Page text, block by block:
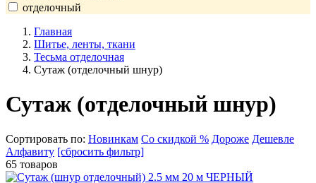
отделочный
Главная
Шитье, ленты, ткани
Тесьма отделочная
Сутаж (отделочный шнур)
Сутаж (отделочный шнур)
Сортировать по: Новинкам Со скидкой % Дороже Дешевле
Алфавиту [сбросить фильтр]
65 товаров